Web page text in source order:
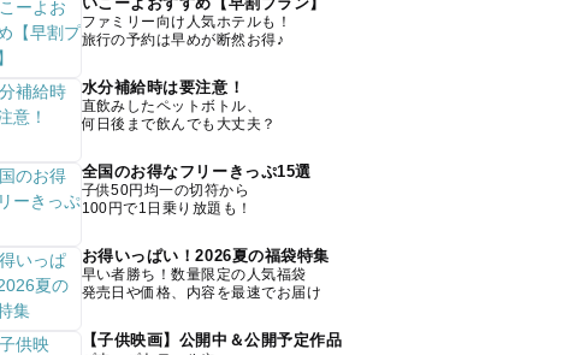
ファミリー向け人気ホテルも！
旅行の予約は早めが断然お得♪
水分補給時は要注意！
直飲みしたペットボトル、
何日後まで飲んでも大丈夫？
全国のお得なフリーきっぷ15選
子供50円均一の切符から
100円で1日乗り放題も！
お得いっぱい！2026夏の福袋特集
早い者勝ち！数量限定の人気福袋
発売日や価格、内容を最速でお届け
【子供映画】公開中＆公開予定作品